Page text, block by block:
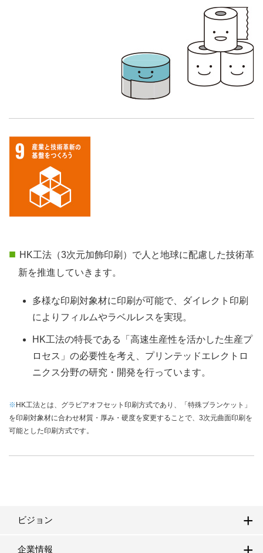
HK工法（3次元加飾印刷）で人と地球に配慮した技術革
新を推進していきます。
多様な印刷対象材に印刷が可能で、ダイレクト印刷
によりフィルムやラベルレスを実現。
HK工法の特長である「高速生産性を活かした生産プ
ロセス」の必要性を考え、プリンテッドエレクトロ
ニクス分野の研究・開発を行っています。
※ HK工法とは、グラビアオフセット印刷方式であり、「特殊ブランケット」
を印刷対象材に合わせ材質・厚み・硬度を変更することで、3次元曲面印刷を
可能とした印刷方式です。
ビジョン
企業情報